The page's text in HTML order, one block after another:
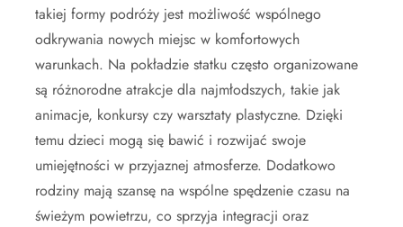
takiej formy podróży jest możliwość wspólnego
odkrywania nowych miejsc w komfortowych
warunkach. Na pokładzie statku często organizowane
są różnorodne atrakcje dla najmłodszych, takie jak
animacje, konkursy czy warsztaty plastyczne. Dzięki
temu dzieci mogą się bawić i rozwijać swoje
umiejętności w przyjaznej atmosferze. Dodatkowo
rodziny mają szansę na wspólne spędzenie czasu na
świeżym powietrzu, co sprzyja integracji oraz